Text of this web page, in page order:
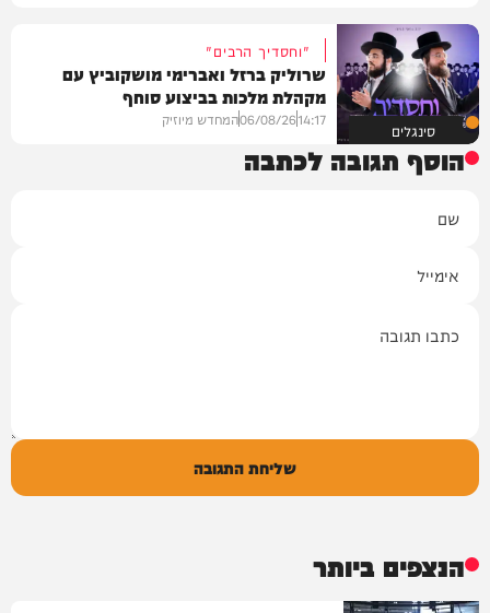
סינגלים
"וחסדיך הרבים"
שרוליק ברזל ואברימי מושקוביץ עם
מקהלת מלכות בביצוע סוחף
14:17
06/08/26המחדש מיוזיק
הוסף תגובה לכתבה
שליחת התגובה
הנצפים ביותר